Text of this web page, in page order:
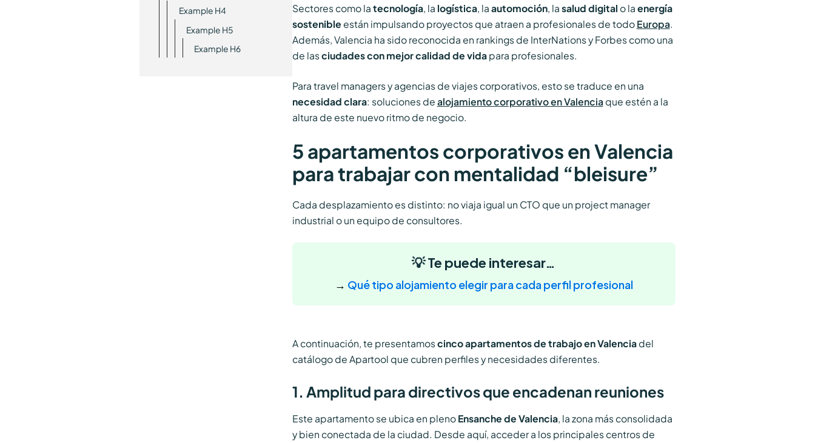
Example H4
Example H5
Example H6
Sectores como la tecnología, la logística, la automoción, la salud digital o la energía
sostenible están impulsando proyectos que atraen a profesionales de todo Europa.
Además, Valencia ha sido reconocida en rankings de InterNations y Forbes como una
de lasciudades con mejor calidad de vidapara profesionales.
Para travel managers y agencias de viajes corporativos, esto se traduce en una
necesidad clara: soluciones de alojamiento corporativo en Valencia que estén a la
altura de este nuevo ritmo de negocio.
5 apartamentos corporativos en Valencia
para trabajar con mentalidad “bleisure”
Cada desplazamiento es distinto: no viaja igual un CTO que un project manager
industrial o un equipo de consultores.
💡 Te puede interesar…
→ Qué tipo alojamiento elegir para cada perfil profesional
A continuación, te presentamoscinco apartamentos de trabajo en Valenciadel
catálogo de Apartool que cubren perfiles y necesidades diferentes.
1. Amplitud para directivos que encadenan reuniones
Este apartamento se ubica en pleno Ensanche de Valencia, la zona más consolidada
y bien conectada de la ciudad. Desde aquí, acceder a los principales centros de